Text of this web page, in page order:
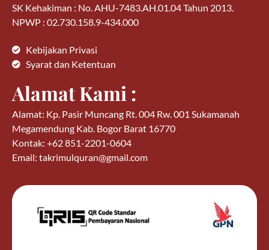
SK Kehakiman : No. AHU-7483.AH.01.04 Tahun 2013.
NPWP : 02.730.158.9-434.000
Kebijakan Privasi
Syarat dan Ketentuan
Alamat Kami :
Alamat: Kp. Pasir Muncang Rt. 004 Rw. 001 Sukamanah
Megamendung Kab. Bogor Barat 16770
Kontak: +62 851-2201-0604
Email: takrimulquran@gmail.com